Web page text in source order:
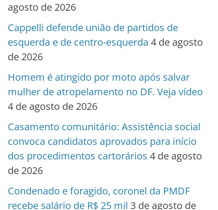
agosto de 2026
Cappelli defende união de partidos de
esquerda e de centro-esquerda 4 de agosto
de 2026
Homem é atingido por moto após salvar
mulher de atropelamento no DF. Veja vídeo
4 de agosto de 2026
Casamento comunitário: Assistência social
convoca candidatos aprovados para início
dos procedimentos cartorários 4 de agosto
de 2026
Condenado e foragido, coronel da PMDF
recebe salário de R$ 25 mil 3 de agosto de